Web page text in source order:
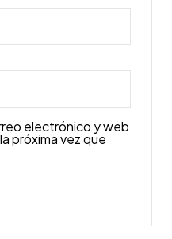
electrónico y web
próxima vez que